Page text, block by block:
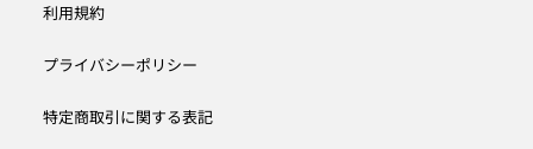
利用規約
プライバシーポリシー
特定商取引に関する表記